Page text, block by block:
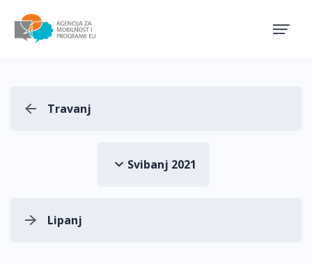
Travanj
Svibanj 2021
Lipanj